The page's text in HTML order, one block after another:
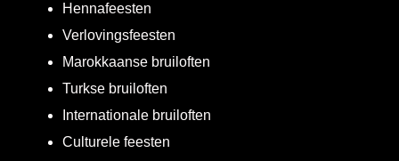
Hennafeesten
Verlovingsfeesten
Marokkaanse bruiloften
Turkse bruiloften
Internationale bruiloften
Culturele feesten